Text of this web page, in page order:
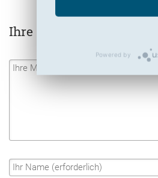
Ihre Meinung zu Tiger.ch
Powered by